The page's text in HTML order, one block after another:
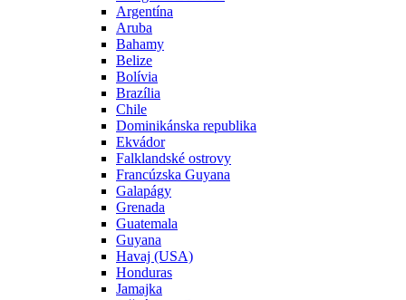
Argentína
Aruba
Bahamy
Belize
Bolívia
Brazília
Chile
Dominikánska republika
Ekvádor
Falklandské ostrovy
Francúzska Guyana
Galapágy
Grenada
Guatemala
Guyana
Havaj (USA)
Honduras
Jamajka